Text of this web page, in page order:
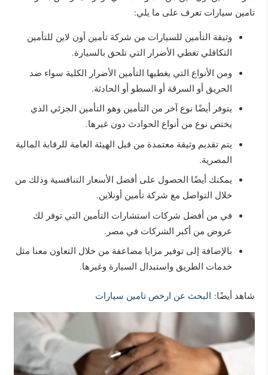
تامين سيارات تعرف على ما يلي:
وثيقة التأمين للسيارات من شركة تأمين أون لاين للتأمين
التكافلي تغطي الأضرار التي تلحق بالسيارة.
ومن الأنواع التي يغطيها التأمين الأضرار الكلية سواء ضد
الحريق أو السرقة أو السطو أو الحادثة.
يتوفر أيضًا نوع آخر من التأمين وهو التأمين الجزئي الذي
يختص نوع من أنواع الحوادث دون غيرها.
يتم تقديم وثيقة معتمدة من قبل الهيئة العامة للرقابة المالية
المصرية.
يمكنك أيضًا الحصول على أفضل الأسعار التنافسية وذلك من
خلال التواصل مع شركة تأمين أونلاين.
في من أفضل شركات استشارات التأمين التي توفر لك
عروض من أكبر الشركات في مصر.
بالإضافة إلى توفير مزايا مضاعفة من خلال التعاون معنا مثل
خدمات الطريق واستبدال السيارة وغيرها.
شاهد أيضًا: البحث عن ارخص تامين سيارات